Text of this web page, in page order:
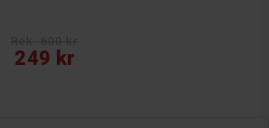
249 kr
Pris